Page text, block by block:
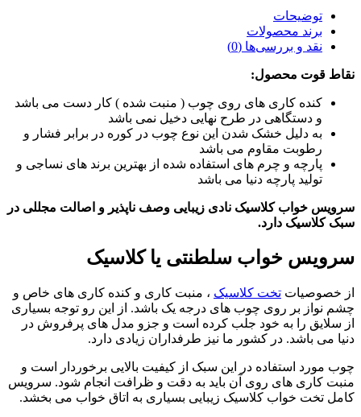
توضیحات
برند محصولات
نقد و بررسی‌ها (0)
نقاط قوت محصول:
کنده کاری های روی چوب ( منبت شده ) کار دست می باشد
و دستگاهی در طرح نهایی دخیل نمی باشد
به دلیل خشک شدن این نوع چوب در کوره در برابر فشار و
رطوبت مقاوم می باشد
پارچه و چرم های استفاده شده از بهترین برند های نساجی و
تولید پارچه دنیا می باشد
سرویس خواب کلاسیک نادی زیبایی وصف ناپذیر و اصالت مجللی در
سبک کلاسیک دارد.
سرویس خواب سلطنتی یا کلاسیک
از خصوصیات تخت کلاسیک ، منبت کاری و کنده کاری های خاص و
چشم نواز بر روی چوب های درجه یک باشد. از این رو توجه بسیاری
از سلایق را به خود جلب کرده است و جزو مدل های پرفروش در
دنیا می باشد. در کشور ما نیز طرفداران زیادی دارد.
چوب مورد استفاده در این سبک از کیفیت بالایی برخوردار است و
منبت کاری های روی آن باید به دقت و ظرافت انجام شود. سرویس
کامل تخت خواب کلاسیک زیبایی بسیاری به اتاق خواب می بخشد.